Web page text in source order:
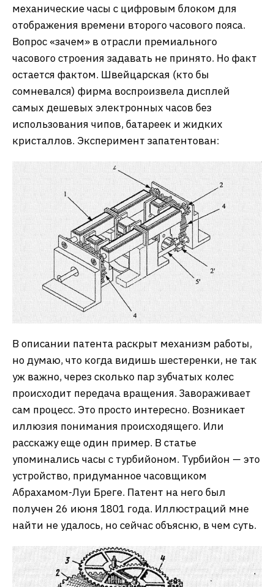
механические часы с цифровым блоком для
отображения времени второго часового пояса.
Вопрос «зачем» в отрасли премиального
часового строения задавать не принято. Но факт
остается фактом. Швейцарская (кто бы
сомневался) фирма воспроизвела дисплей
самых дешевых электронных часов без
использования чипов, батареек и жидких
кристаллов. Эксперимент запатентован:
В описании патента раскрыт механизм работы,
но думаю, что когда видишь шестеренки, не так
уж важно, через сколько пар зубчатых колес
происходит передача вращения. Завораживает
сам процесс. Это просто интересно. Возникает
иллюзия понимания происходящего. Или
расскажу еще один пример. В статье
упоминались часы с турбийоном. Турбийон — это
устройство, придуманное часовщиком
Абрахамом-Луи Бреге. Патент на него был
получен 26 июня 1801 года. Иллюстраций мне
найти не удалось, но сейчас объясню, в чем суть.